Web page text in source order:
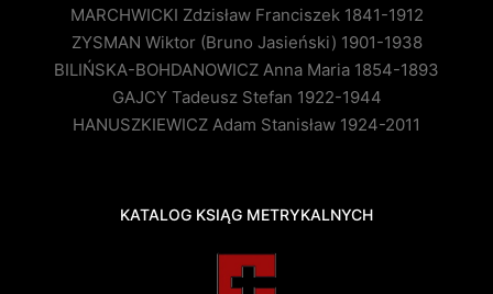
MARCHWICKI Zdzisław Franciszek 1841-1912
ZYSMAN Wiktor (Bruno Jasieński) 1901-1938
BILIŃSKA-BOHDANOWICZ Anna Maria 1854-1893
GAJCY Tadeusz Stefan 1922-1944
HANUSZKIEWICZ Adam Stanisław 1924-2011
KATALOG KSIĄG METRYKALNYCH